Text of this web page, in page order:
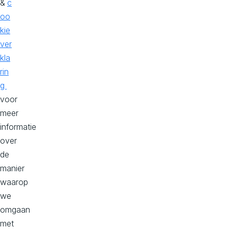
is
te
n
Het
talent
achter
de
schermen
Schrijf je in voor onze
nieuwsbrief
& c
oo
kie
ver
kla
rin
g
voor
meer
informatie
over
de
manier
waarop
we
omgaan
met